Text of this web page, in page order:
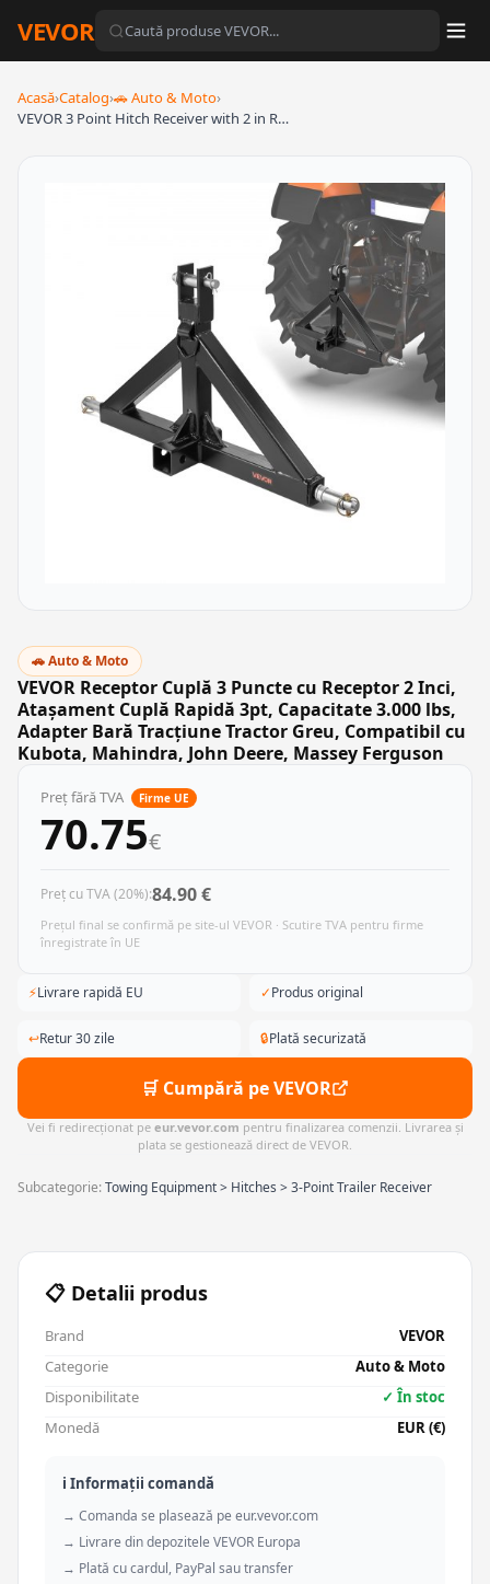
VEVOR
Acasă›Catalog›🚗 Auto & Moto›
VEVOR 3 Point Hitch Receiver with 2 in R…
🚗 Auto & Moto
VEVOR Receptor Cuplă 3 Puncte cu Receptor 2 Inci,
Atașament Cuplă Rapidă 3pt, Capacitate 3.000 lbs,
Adapter Bară Tracțiune Tractor Greu, Compatibil cu
Kubota, Mahindra, John Deere, Massey Ferguson
Preț fără TVA Firme UE
70.75€
Preț cu TVA (20%):84.90 €
Prețul final se confirmă pe site-ul VEVOR · Scutire TVA pentru firme
înregistrate în UE
⚡Livrare rapidă EU ✓Produs original
↩Retur 30 zile 🔒Plată securizată
🛒 Cumpără pe VEVOR
Vei fi redirecționat pe eur.vevor.com pentru finalizarea comenzii. Livrarea și
plata se gestionează direct de VEVOR.
Subcategorie:Towing Equipment > Hitches > 3-Point Trailer Receiver
📋 Detalii produs
Brand
VEVOR
Categorie
Auto & Moto
Disponibilitate
✓ În stoc
Monedă
EUR (€)
ℹ️ Informații comandă
→ Comanda se plasează pe eur.vevor.com
→ Livrare din depozitele VEVOR Europa
→ Plată cu cardul, PayPal sau transfer